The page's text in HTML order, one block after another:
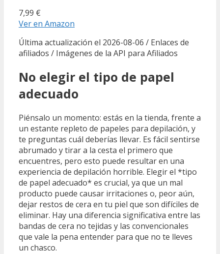
7,99 €
Ver en Amazon
Última actualización el 2026-08-06 / Enlaces de
afiliados / Imágenes de la API para Afiliados
No elegir el tipo de papel
adecuado
Piénsalo un momento: estás en la tienda, frente a
un estante repleto de papeles para depilación, y
te preguntas cuál deberías llevar. Es fácil sentirse
abrumado y tirar a la cesta el primero que
encuentres, pero esto puede resultar en una
experiencia de depilación horrible. Elegir el *tipo
de papel adecuado* es crucial, ya que un mal
producto puede causar irritaciones o, peor aún,
dejar restos de cera en tu piel que son difíciles de
eliminar. Hay una diferencia significativa entre las
bandas de cera no tejidas y las convencionales
que vale la pena entender para que no te lleves
un chasco.